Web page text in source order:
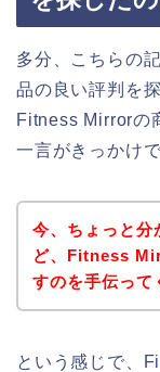
多分、こちらの
品の良い評判を
Fitness Mirrorの
一言がきっかけ
今、ちょっと分
ど、Fitness
すのを手伝って
という感じで、